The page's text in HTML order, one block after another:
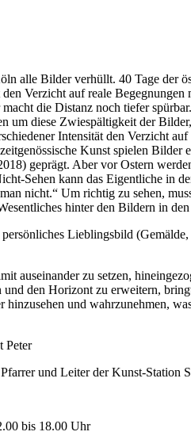
alle Bilder verhüllt. 40 Tage der
Verzicht auf reale
die Distanz noch tiefer
um diese Zwiespältigkeit der
Intensität den Verzicht
Kunst spielen
geprägt. Aber vor Ostern
Sehen kann das Eigentliche in
nicht.“ Um richtig zu sehen,
hinter den Bildern in
Lieblingsbild
auseinander zu setzen,
den Horizont zu erweitern,
und wahrzunehmen,
Peter
und Leiter der Kunst-Station
bis 18.00 Uhr